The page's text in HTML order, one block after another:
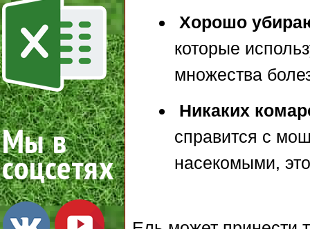
Хорошо
которые
множества
Никаких
справится с
насекомыми,